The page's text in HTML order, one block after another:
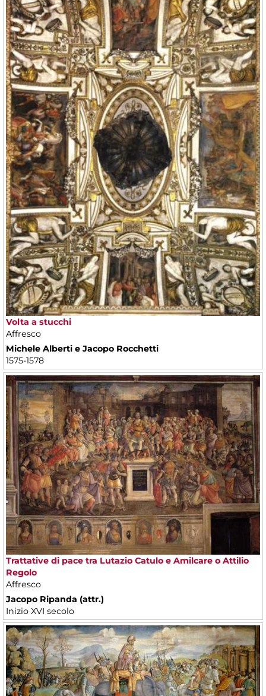
Volta a stucchi
Affresco
Michele Alberti e Jacopo Rocchetti
1575-1578
Trattative di pace tra Lutazio Catulo e Amilcare o Attilio
Regolo
Affresco
Jacopo Ripanda (attr.)
Inizio XVI secolo